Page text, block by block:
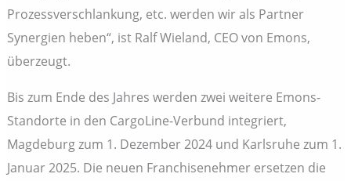
Prozessverschlankung, etc. werden wir als Partner
Synergien heben“, ist Ralf Wieland, CEO von Emons,
überzeugt.
Bis zum Ende des Jahres werden zwei weitere Emons-
Standorte in den CargoLine-Verbund integriert,
Magdeburg zum 1. Dezember 2024 und Karlsruhe zum 1.
Januar 2025. Die neuen Franchisenehmer ersetzen die